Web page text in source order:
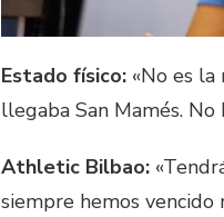
Estado físico: «No es
llegaba San Mamés. No
Athletic Bilbao:
siempre hemos vencido